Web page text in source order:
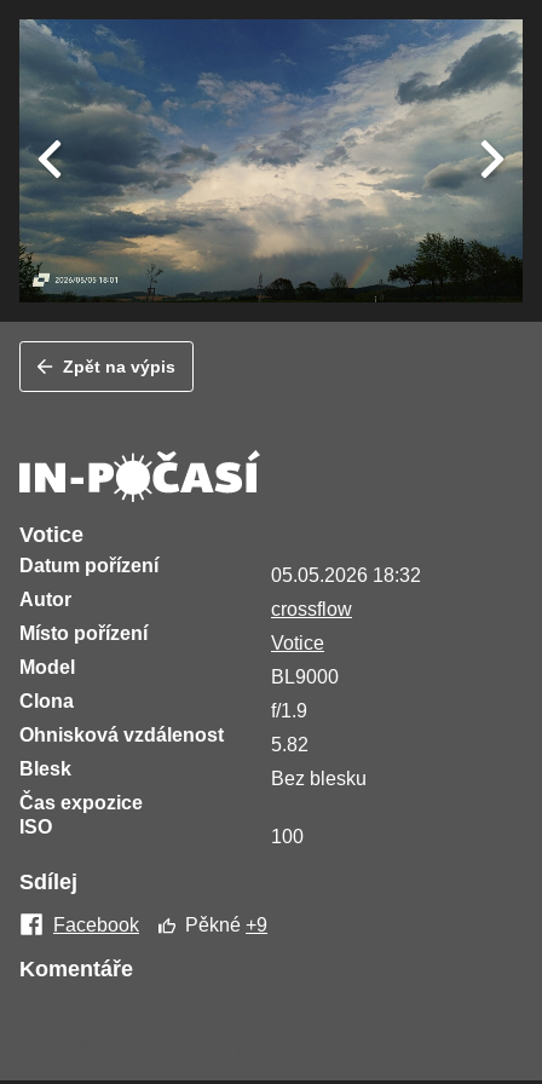
Zpět na výpis
Votice
Datum pořízení
05.05.2026 18:32
Autor
crossflow
Místo pořízení
Votice
Model
BL9000
Clona
f/1.9
Ohnisková vzdálenost
5.82
Blesk
Bez blesku
Čas expozice
ISO
100
Sdílej
Facebook Pěkné+9
Komentáře